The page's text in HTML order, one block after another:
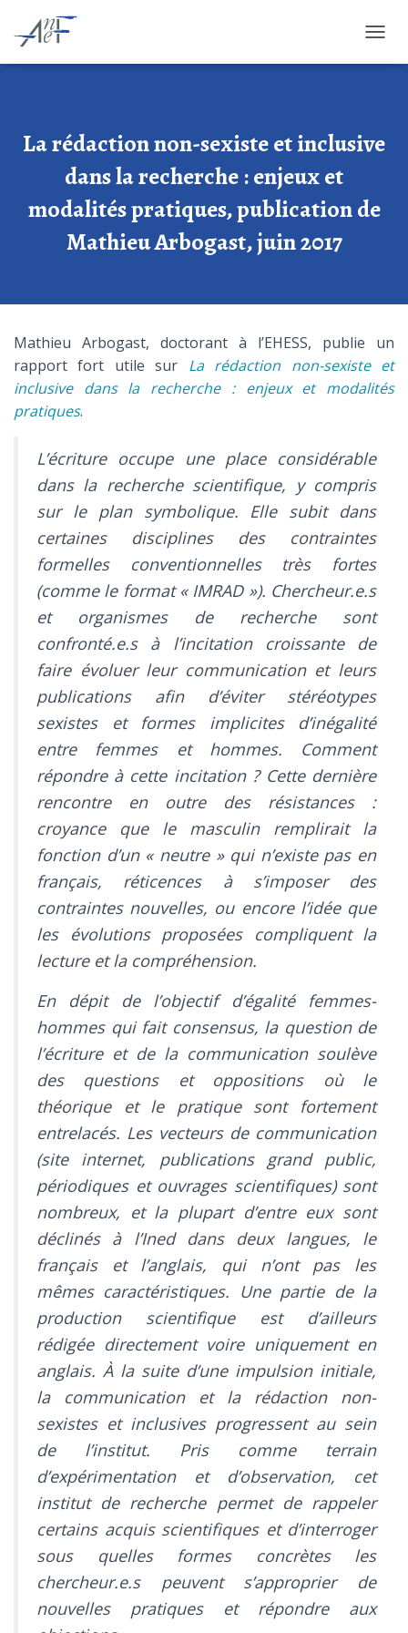
La rédaction non-sexiste et inclusive
dans la recherche : enjeux et
modalités pratiques, publication de
Mathieu Arbogast, juin 2017
Mathieu Arbogast, doctorant à l’EHESS, publie un
rapport fort utile sur La rédaction non-sexiste et
inclusive dans la recherche : enjeux et modalités
pratiques.
L’écriture occupe une place considérable
dans la recherche scientifique, y compris
sur le plan symbolique. Elle subit dans
certaines disciplines des contraintes
formelles conventionnelles très fortes
(comme le format « IMRAD »). Chercheur.e.s
et organismes de recherche sont
confronté.e.s à l’incitation croissante de
faire évoluer leur communication et leurs
publications afin d’éviter stéréotypes
sexistes et formes implicites d’inégalité
entre femmes et hommes. Comment
répondre à cette incitation ? Cette dernière
rencontre en outre des résistances :
croyance que le masculin remplirait la
fonction d’un « neutre » qui n’existe pas en
français, réticences à s’imposer des
contraintes nouvelles, ou encore l’idée que
les évolutions proposées compliquent la
lecture et la compréhension.
En dépit de l’objectif d’égalité femmes-
hommes qui fait consensus, la question de
l’écriture et de la communication soulève
des questions et oppositions où le
théorique et le pratique sont fortement
entrelacés. Les vecteurs de communication
(site internet, publications grand public,
périodiques et ouvrages scientifiques) sont
nombreux, et la plupart d’entre eux sont
déclinés à l’Ined dans deux langues, le
français et l’anglais, qui n’ont pas les
mêmes caractéristiques. Une partie de la
production scientifique est d’ailleurs
rédigée directement voire uniquement en
anglais. À la suite d’une impulsion initiale,
la communication et la rédaction non-
sexistes et inclusives progressent au sein
de l’institut. Pris comme terrain
d’expérimentation et d’observation, cet
institut de recherche permet de rappeler
certains acquis scientifiques et d’interroger
sous quelles formes concrètes les
chercheur.e.s peuvent s’approprier de
nouvelles pratiques et répondre aux